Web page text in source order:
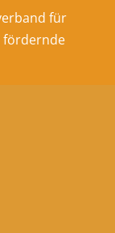
für
fördernde